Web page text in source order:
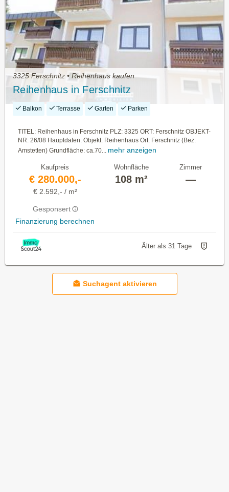
3325 Ferschnitz • Reihenhaus kaufen
Reihenhaus in Ferschnitz
Balkon Terrasse Garten Parken
TITEL: Reihenhaus in Ferschnitz PLZ: 3325 ORT: Ferschnitz OBJEKT-
NR: 26/08 Hauptdaten: Objekt: Reihenhaus Ort: Ferschnitz (Bez.
Amstetten) Grundfläche: ca.70...
mehr anzeigen
Kaufpreis
€ 280.000,-
€ 2.592,- / m²
Gesponsert
Finanzierung berechnen
Wohnfläche
108 m²
Zimmer
—
Älter als 31 Tage
Suchagent aktivieren